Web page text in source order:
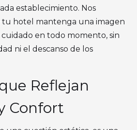
establecimiento. Nos
tu hotel mantenga una imagen
en todo momento, sin
ni el descanso de los
Reflejan
Confort